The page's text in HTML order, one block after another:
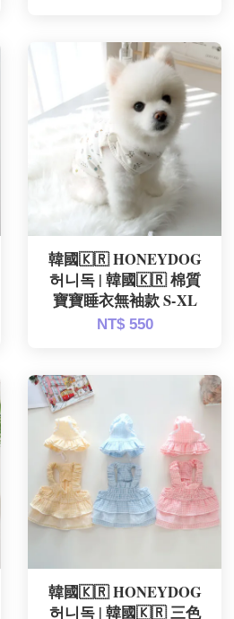
韓國🇰🇷 HONEYDOG
허니독 | 韓國🇰🇷 棉質
寶寶睡衣無袖款 S-XL
NT$ 550
韓國🇰🇷 HONEYDOG
허니독 | 韓國🇰🇷 三色